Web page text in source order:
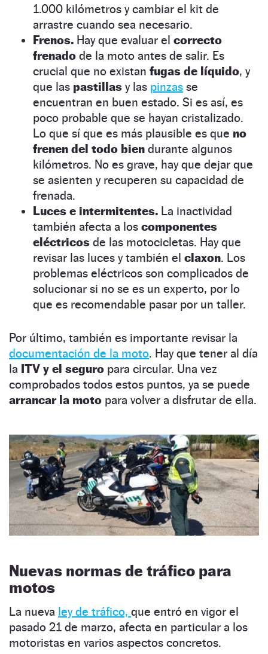
1.000 kilómetros y cambiar el kit de
arrastre cuando sea necesario.
Frenos. Hay que evaluar el correcto
frenado de la moto antes de salir. Es
crucial que no existan fugas de líquido, y
que las pastillas y las pinzas se
encuentran en buen estado. Si es así, es
poco probable que se hayan cristalizado.
Lo que sí que es más plausible es que no
frenen del todo bien durante algunos
kilómetros. No es grave, hay que dejar que
se asienten y recuperen su capacidad de
frenada.
Luces e intermitentes. La inactividad
también afecta a los componentes
eléctricos de las motocicletas. Hay que
revisar las luces y también el claxon. Los
problemas eléctricos son complicados de
solucionar si no se es un experto, por lo
que es recomendable pasar por un taller.
Por último, también es importante revisar la
documentación de la moto. Hay que tener al día
la ITV y el seguro para circular. Una vez
comprobados todos estos puntos, ya se puede
arrancar la moto para volver a disfrutar de ella.
Nuevas normas de tráfico para
motos
La nueva ley de tráfico, que entró en vigor el
pasado 21 de marzo, afecta en particular a los
motoristas en varios aspectos concretos.